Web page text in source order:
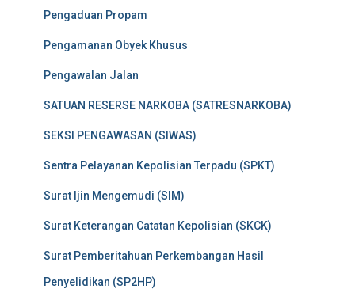
Pengaduan Propam
Pengamanan Obyek Khusus
Pengawalan Jalan
SATUAN RESERSE NARKOBA (SATRESNARKOBA)
SEKSI PENGAWASAN (SIWAS)
Sentra Pelayanan Kepolisian Terpadu (SPKT)
Surat Ijin Mengemudi (SIM)
Surat Keterangan Catatan Kepolisian (SKCK)
Surat Pemberitahuan Perkembangan Hasil
Penyelidikan (SP2HP)